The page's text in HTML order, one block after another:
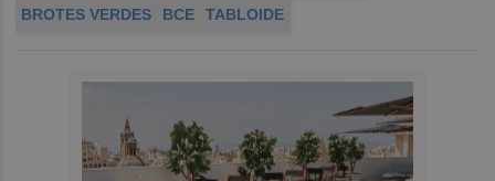
BROTES VERDES
BCE TABLOIDE